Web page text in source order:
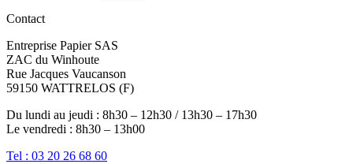
Contact
Entreprise Papier SAS
ZAC du Winhoute
Rue Jacques Vaucanson
59150 WATTRELOS (F)
Du lundi au jeudi : 8h30 – 12h30 / 13h30 – 17h30
Le vendredi : 8h30 – 13h00
Tel : 03 20 26 68 60